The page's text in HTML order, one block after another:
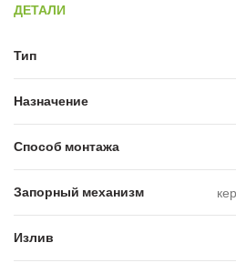
ДЕТАЛИ
Тип
Назначение
Способ монтажа
Запорный механизм
Излив